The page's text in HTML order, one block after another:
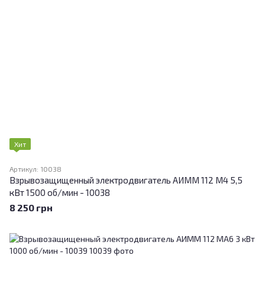
Хит
Артикул: 10038
Взрывозащищенный электродвигатель АИММ 112 М4 5,5
кВт 1500 об/мин - 10038
8 250 грн